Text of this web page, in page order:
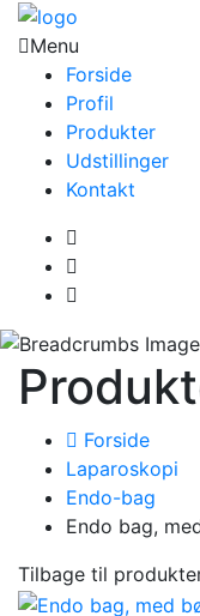
Menu
Forside
Profil
Produkter
Udstillinger
Kontakt
Forside
Laparoskopi
Endo-bag
Endo bag,
Tilbage til